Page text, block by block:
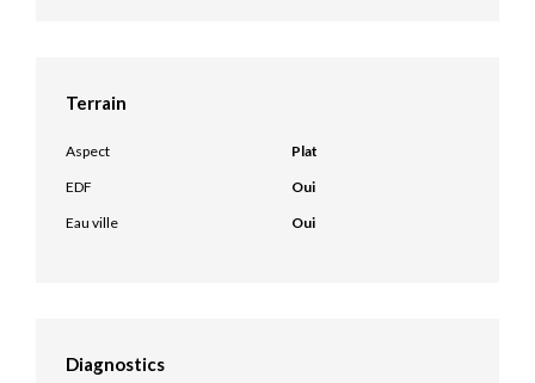
Terrain
Aspect
Plat
EDF
Oui
Eau ville
Oui
Diagnostics